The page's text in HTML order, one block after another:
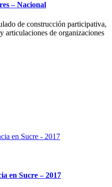
– Nacional
de construcción participativa,
articulaciones de organizaciones
en Sucre – 2017